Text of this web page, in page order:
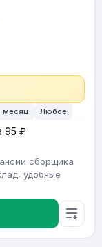
месяц Любое
95 ₽
сборщика
удобные